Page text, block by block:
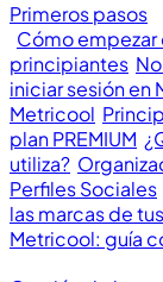
Primeros pasos
Cómo empezar
principiantes
iniciar sesión en
Metricool
plan PREMIUM
utiliza?
Perfiles Sociales
las marcas de
Metricool: guía